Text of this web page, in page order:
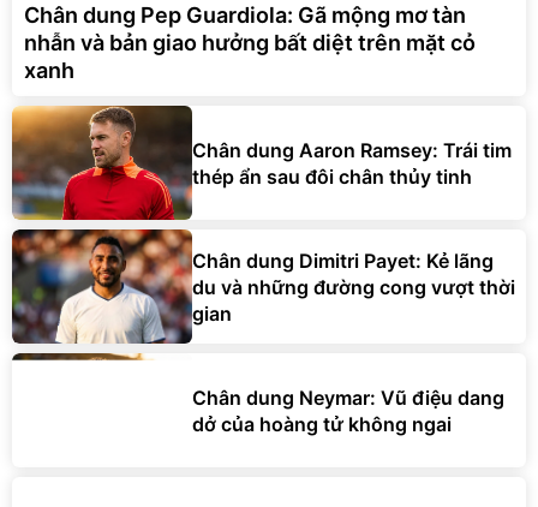
Chân dung Pep Guardiola: Gã mộng mơ tàn
nhẫn và bản giao hưởng bất diệt trên mặt cỏ
xanh
Chân dung Aaron Ramsey: Trái tim
thép ẩn sau đôi chân thủy tinh
Chân dung Dimitri Payet: Kẻ lãng
du và những đường cong vượt thời
gian
Chân dung Neymar: Vũ điệu dang
dở của hoàng tử không ngai